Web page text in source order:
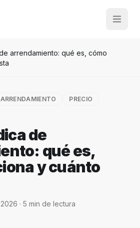
arrendamiento: qué es, cómo
ARRENDAMIENTO
PRECIO
de
qué es,
y cuánto
· 5 min de lectura